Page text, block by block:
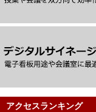
アクセスランキング